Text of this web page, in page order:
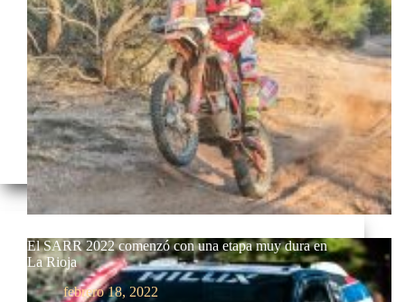
El SARR 2022 comenzó con una etapa muy dura en
La Rioja
febrero 18, 2022